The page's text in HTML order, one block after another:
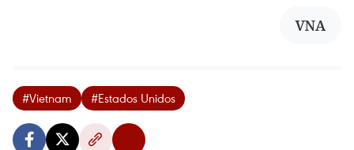
VNA
#Vietnam #Estados Unidos